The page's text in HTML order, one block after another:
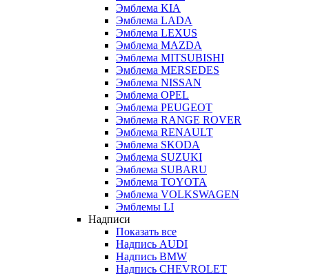
Эмблема KIA
Эмблема LADA
Эмблема LEXUS
Эмблема MAZDA
Эмблема MITSUBISHI
Эмблема MERSEDES
Эмблема NISSAN
Эмблема OPEL
Эмблема PEUGEOT
Эмблема RANGE ROVER
Эмблема RENAULT
Эмблема SKODA
Эмблема SUZUKI
Эмблема SUBARU
Эмблема TOYOTA
Эмблема VOLKSWAGEN
Эмблемы LI
Надписи
Показать все
Надпись AUDI
Надпись BMW
Надпись CHEVROLET